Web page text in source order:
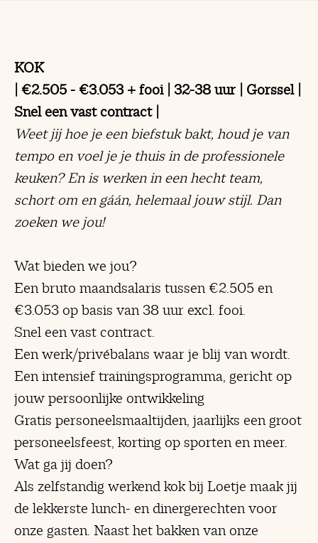
KOK
| €2.505 - €3.053 + fooi | 32-38 uur | Gorssel |
Snel een vast contract |
Weet jij hoe je een biefstuk bakt, houd je van
tempo en voel je je thuis in de professionele
keuken? En is werken in een hecht team,
schort om en gáán, helemaal jouw stijl. Dan
zoeken we jou!
Wat bieden we jou?
Een bruto maandsalaris tussen €2.505 en
€3.053 op basis van 38 uur excl. fooi.
Snel een vast contract.
Een werk/privébalans waar je blij van wordt.
Een intensief trainingsprogramma, gericht op
jouw persoonlijke ontwikkeling
Gratis personeelsmaaltijden, jaarlijks een groot
personeelsfeest, korting op sporten en meer.
Wat ga jij doen?
Als zelfstandig werkend kok bij Loetje maak jij
de lekkerste lunch- en dinergerechten voor
onze gasten. Naast het bakken van onze